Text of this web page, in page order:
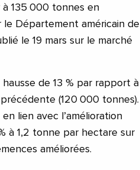
à 135 000 tonnes en
Département américain de
le 19 mars sur le marché
de 13 % par rapport à
(120 000 tonnes).
lien avec l’amélioration
à 1,2 tonne par hectare sur
améliorées.